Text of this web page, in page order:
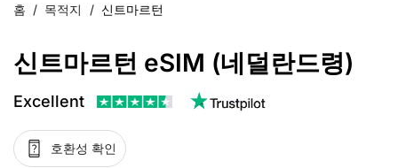
홈 / 목적지 / 신트마르턴
신트마르턴 eSIM (네덜란드령)
Excellent
호환성 확인